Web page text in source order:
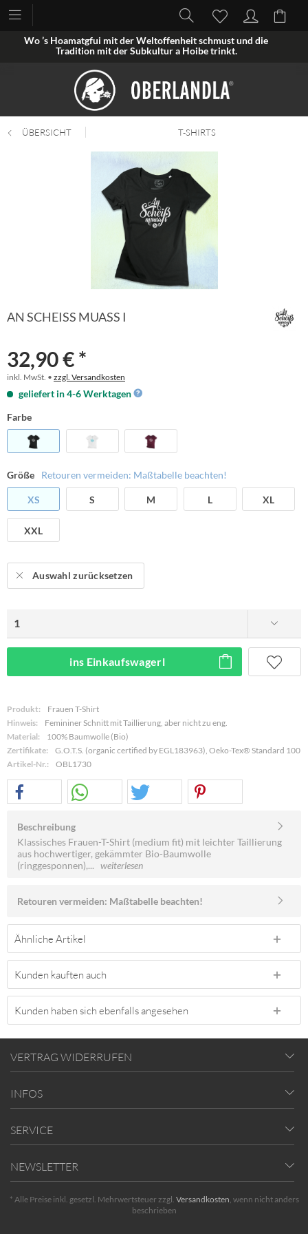
Wo ’s Hoamatgfui mit der Weltoffenheit schmust und die
Tradition mit der Subkultur a Hoibe trinkt.
ÜBERSICHT T-SHIRTS
AN SCHEISS MUASS I
32,90 € *
inkl. MwSt. • zzgl. Versandkosten
geliefert in 4-6 Werktagen
Farbe
Größe Retouren vermeiden: Maßtabelle beachten!
XS S M L XL
XXL
Auswahl zurücksetzen
ins Einkaufswagerl
Produkt:
Frauen T-Shirt
Hinweis:
Femininer Schnitt mit Taillierung, aber nicht zu eng.
Material:
100% Baumwolle (Bio)
Zertifikate:
G.O.T.S. (organic certified by EGL183963), Oeko-Tex® Standard 100
Artikel-Nr.:
OBL1730
Beschreibung
Klassisches Frauen-T-Shirt (medium fit) mit leichter Taillierung
aus hochwertiger, gekämmter Bio-Baumwolle
(ringgesponnen),... weiterlesen
Retouren vermeiden: Maßtabelle beachten!
Ähnliche Artikel
Kunden kauften auch
Kunden haben sich ebenfalls angesehen
VERTRAG WIDERRUFEN
INFOS
SERVICE
NEWSLETTER
* Alle Preise inkl. gesetzl. Mehrwertsteuer zzgl. Versandkosten, wenn nicht anders
beschrieben